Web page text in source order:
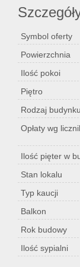
Symbol oferty
Powierzchnia
Ilość pokoi
Piętro
Rodzaj budynku
Opłaty wg
Ilość pięter w
Stan lokalu
Typ kaucji
Balkon
Rok budowy
Ilość sypialni